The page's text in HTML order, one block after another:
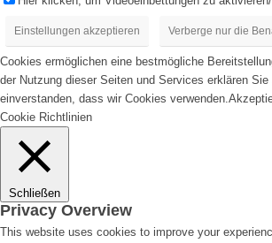
Einstellungen akzeptieren Verberge nur die
Cookies ermöglichen eine bestmögliche
der Nutzung dieser Seiten und Services erklären
einverstanden, dass wir Cookies verwenden.
Cookie Richtlinien
Schließen
Privacy Overview
This website uses cookies to improve your